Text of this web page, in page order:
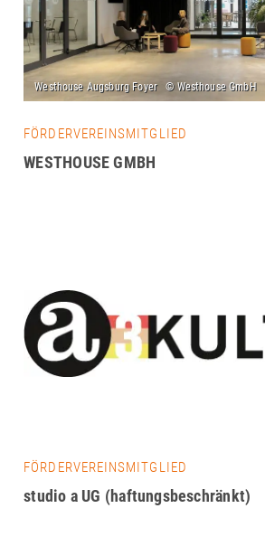
FÖRDERVEREINSMITGLIED
WESTHOUSE GMBH
FÖRDERVEREINSMITGLIED
studio a UG (haftungsbeschränkt)